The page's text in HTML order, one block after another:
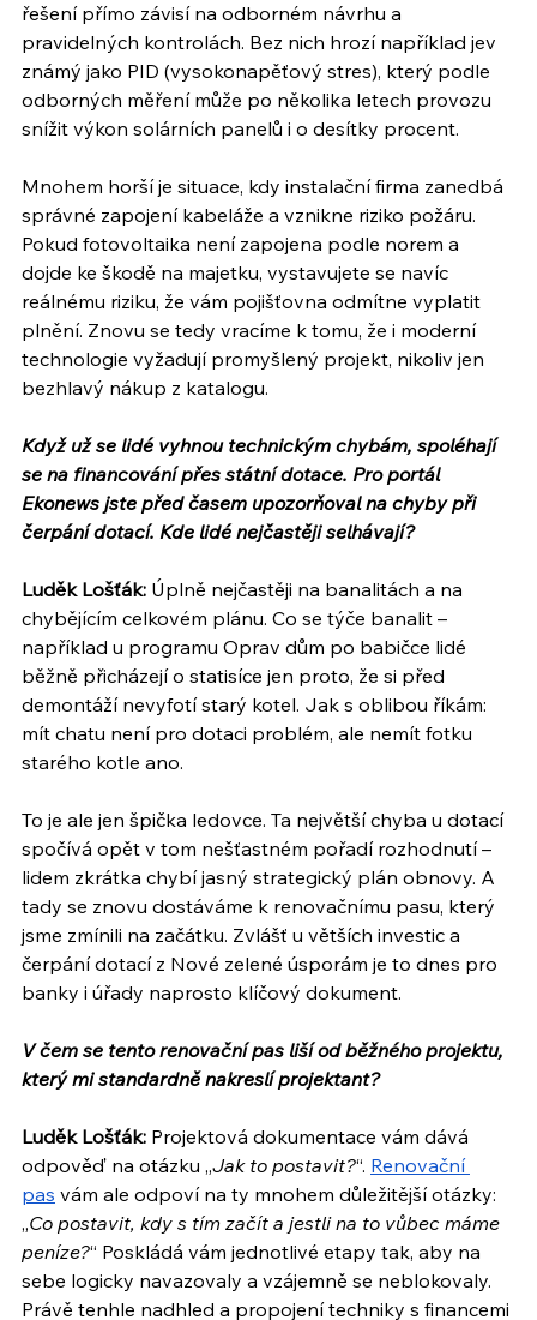
řešení přímo závisí na odborném návrhu a
pravidelných kontrolách. Bez nich hrozí například jev
známý jako PID (vysokonapěťový stres), který podle
odborných měření může po několika letech provozu
snížit výkon solárních panelů i o desítky procent.
Mnohem horší je situace, kdy instalační firma zanedbá
správné zapojení kabeláže a vznikne riziko požáru.
Pokud fotovoltaika není zapojena podle norem a
dojde ke škodě na majetku, vystavujete se navíc
reálnému riziku, že vám pojišťovna odmítne vyplatit
plnění. Znovu se tedy vracíme k tomu, že i moderní
technologie vyžadují promyšlený projekt, nikoliv jen
bezhlavý nákup z katalogu.
Když už se lidé vyhnou technickým chybám, spoléhají
se na financování přes státní dotace. Pro portál
Ekonews jste před časem upozorňoval na chyby při
čerpání dotací. Kde lidé nejčastěji selhávají?
Luděk Lošťák: Úplně nejčastěji na banalitách a na
chybějícím celkovém plánu. Co se týče banalit –
například u programu Oprav dům po babičce lidé
běžně přicházejí o statisíce jen proto, že si před
demontáží nevyfotí starý kotel. Jak s oblibou říkám:
mít chatu není pro dotaci problém, ale nemít fotku
starého kotle ano.
To je ale jen špička ledovce. Ta největší chyba u dotací
spočívá opět v tom nešťastném pořadí rozhodnutí –
lidem zkrátka chybí jasný strategický plán obnovy. A
tady se znovu dostáváme k renovačnímu pasu, který
jsme zmínili na začátku. Zvlášť u větších investic a
čerpání dotací z Nové zelené úsporám je to dnes pro
banky i úřady naprosto klíčový dokument.
V čem se tento renovační pas liší od běžného projektu,
který mi standardně nakreslí projektant?
Luděk Lošťák: Projektová dokumentace vám dává
odpověď na otázku „Jak to postavit?“. Renovační
pas vám ale odpoví na ty mnohem důležitější otázky:
„Co postavit, kdy s tím začít a jestli na to vůbec máme
peníze?“ Poskládá vám jednotlivé etapy tak, aby na
sebe logicky navazovaly a vzájemně se neblokovaly.
Právě tenhle nadhled a propojení techniky s financemi